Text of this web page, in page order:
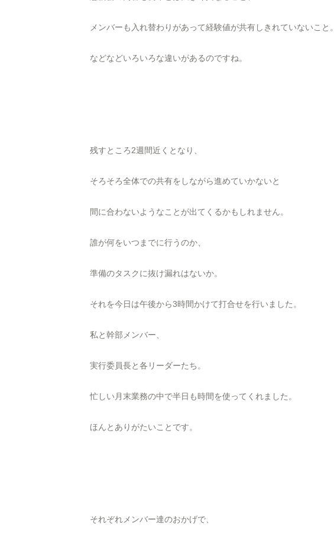
メンバーも入れ替わりがあって経験値が共有しきれていないこと。
などなどいろいろな違いがあるのですね。
残すところ2週間近くとなり、
そろそろ全体での共有をしながら進めていかないと
間に合わないようなことが出てくるかもしれません。
誰が何をいつまでに行うのか、
準備のタスクに抜け漏れはないか。
それを今日は午後から3時間かけて打合せを行いました。
私と幹部メンバー、
実行委員長と各リーダーたち。
忙しい月末業務の中で半日も時間を使ってくれました。
ほんとありがたいことです。
それぞれメンバー達のおかげで、